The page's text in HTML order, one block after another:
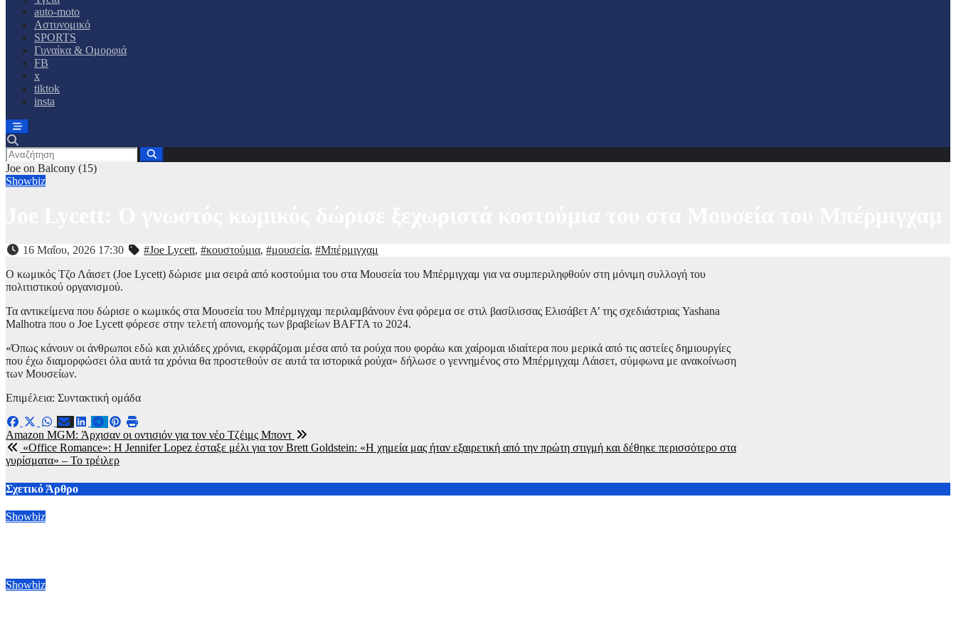
auto-moto
Αστυνομικό
SPORTS
Γυναίκα & Ομορφιά
FB
x
tiktok
insta
Joe on Balcony (15)
Showbiz
16 Μαΐου, 2026 17:30 #Joe Lycett, #κουστούμια, #μουσεία, #Μπέρμιγχαμ
Ο κωμικός Τζο Λάισετ (Joe Lycett) δώρισε μια σειρά από κοστούμια του στα Μουσεία του Μπέρμιγχαμ για να συμπεριληφθούν στη μόνιμη συλλογή του
πολιτιστικού οργανισμού.
Τα αντικείμενα που δώρισε ο κωμικός στα Μουσεία του Μπέρμιγχαμ περιλαμβάνουν ένα φόρεμα σε στιλ βασίλισσας Ελισάβετ Α’ της σχεδιάστριας Yashana
Malhotra που ο Joe Lycett φόρεσε στην τελετή απονομής των βραβείων BAFTA το 2024.
«Όπως κάνουν οι άνθρωποι εδώ και χιλιάδες χρόνια, εκφράζομαι μέσα από τα ρούχα που φοράω και χαίρομαι ιδιαίτερα που μερικά από τις αστείες δημιουργίες
που έχω διαμορφώσει όλα αυτά τα χρόνια θα προστεθούν σε αυτά τα ιστορικά ρούχα» δήλωσε ο γεννημένος στο Μπέρμιγχαμ Λάισετ, σύμφωνα με ανακοίνωση
των Μουσείων.
Επιμέλεια: Συντακτική ομάδα
Πλοήγηση
άρθρων
Amazon MGM: Άρχισαν οι οντισιόν για τον νέο Τζέιμς Μποντ
«Office Romance»: Η Jennifer Lopez έσταξε μέλι για τον Brett Goldstein: «Η χημεία μας ήταν εξαιρετική από την πρώτη στιγμή και δέθηκε περισσότερο στα
γυρίσματα» – To τρέιλερ
Σχετικό Άρθρο
Showbiz
Showbiz